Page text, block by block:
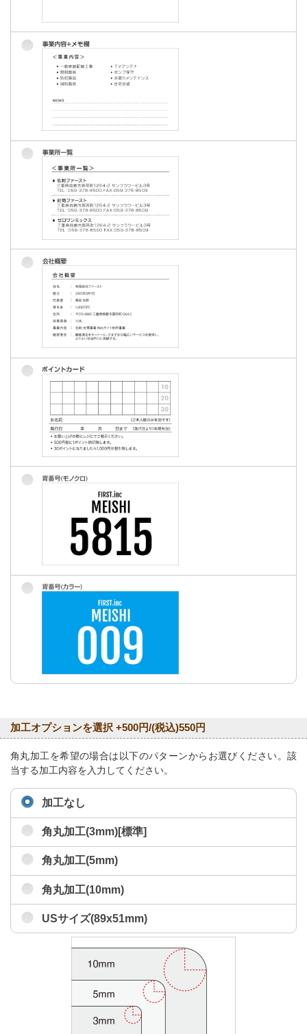
加工オプションを選択 +500円/(税込)550円
角丸加工を希望の場合は以下のパターンからお選びください。該
当する加工内容を入力してください。
加工なし
角丸加工(3mm)[標準]
角丸加工(5mm)
角丸加工(10mm)
USサイズ(89x51mm)